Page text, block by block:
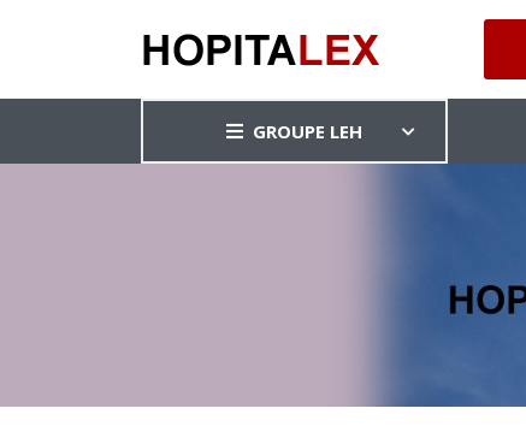
GROUPE LEH